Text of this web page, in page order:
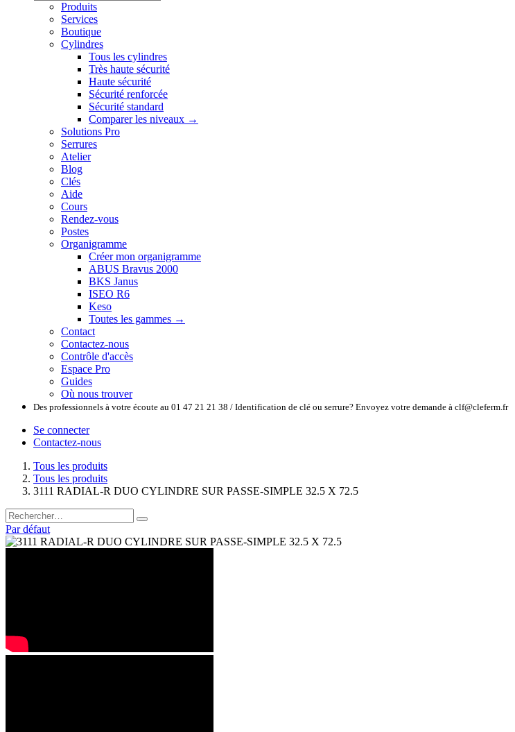
Produits
Services
Boutique
Cylindres
Tous les cylindres
Très haute sécurité
Haute sécurité
Sécurité renforcée
Sécurité standard
Comparer les niveaux →
Solutions Pro
Serrures
Atelier
Blog
Clés
Aide
Cours
Rendez-vous
Postes
Organigramme
Créer mon organigramme
ABUS Bravus 2000
BKS Janus
ISEO R6
Keso
Toutes les gammes →
Contact
Contactez-nous
Contrôle d'accès
Espace Pro
Guides
Où nous trouver
Des professionnels à votre écoute au 01 47 21 21 38 / Identification de clé ou serrure? Envoyez votre demande à clf@cleferm.fr
Se connecter
Contactez-nous
Tous les produits
Tous les produits
3111 RADIAL-R DUO CYLINDRE SUR PASSE-SIMPLE 32.5 X 72.5
Par défaut